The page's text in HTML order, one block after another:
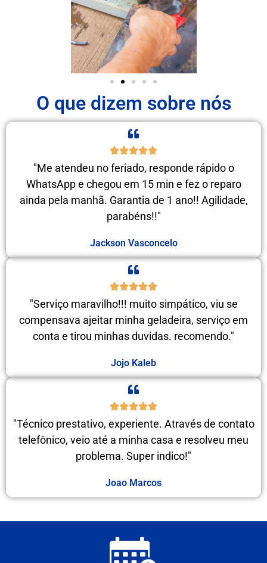
O que dizem sobre nós
"Me atendeu no feriado, responde rápido o
WhatsApp e chegou em 15 min e fez o reparo
ainda pela manhã. Garantia de 1 ano!! Agilidade,
parabéns!!"
Jackson Vasconcelo
"Serviço maravilho!!! muito simpático, viu se
compensava ajeitar minha geladeira, serviço em
conta e tirou minhas duvidas. recomendo."
Jojo Kaleb
"Técnico prestativo, experiente. Através de contato
telefônico, veio até a minha casa e resolveu meu
problema. Super indico!"
Joao Marcos